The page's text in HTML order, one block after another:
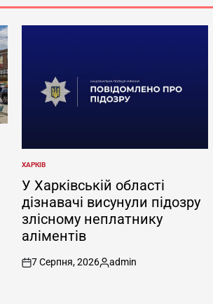
ОПУБЛІКУВАТИ
У
ХАРКІВ
У Харківській області
дізнавачі висунули підозру
злісному неплатнику
аліментів
on
7 Серпня, 2026
Опубліковано
admin